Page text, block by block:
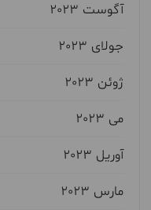
آگوست 2023
جولای 2023
ژوئن 2023
می 2023
آوریل 2023
مارس 2023